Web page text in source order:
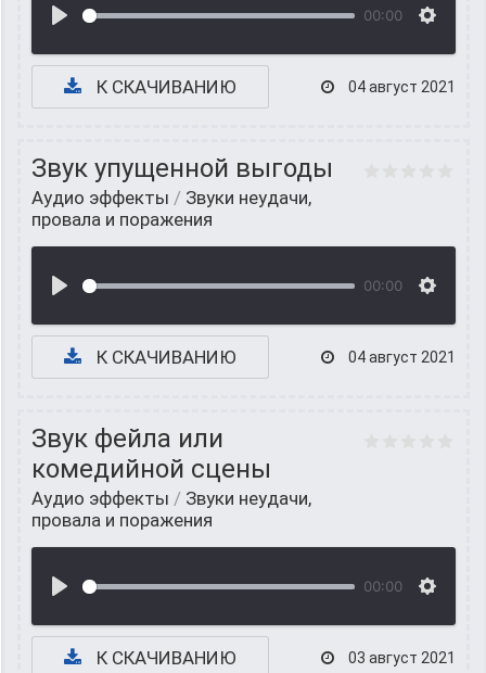
00:00
К СКАЧИВАНИЮ 04 август 2021
Звук упущенной выгоды
Аудио эффекты / Звуки неудачи,
провала и поражения
00:00
К СКАЧИВАНИЮ 04 август 2021
Звук фейла или
комедийной сцены
Аудио эффекты / Звуки неудачи,
провала и поражения
00:00
К СКАЧИВАНИЮ 03 август 2021